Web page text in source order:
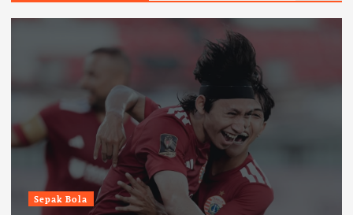
Sepak Bola